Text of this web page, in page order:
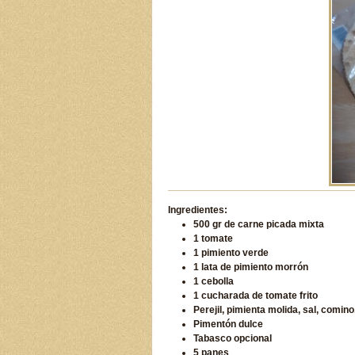
Ingredientes:
500 gr de carne picada mixta
1 tomate
1 pimiento verde
1 lata de pimiento morrón
1 cebolla
1 cucharada de tomate frito
Perejil, pimienta molida, sal,
Pimentón dulce
Tabasco opcional
5 panes